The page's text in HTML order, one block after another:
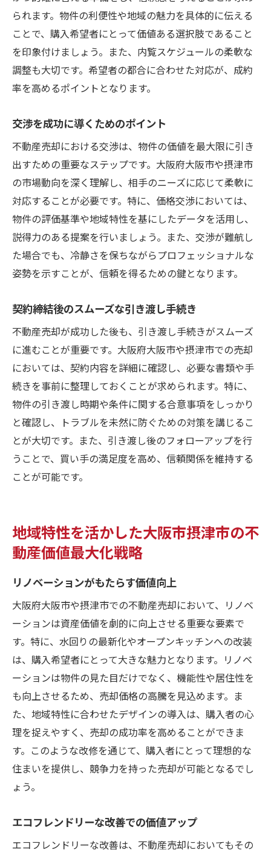
られます。物件の利便性や地域の魅力を具体的に伝える
ことで、購入希望者にとって価値ある選択肢であること
を印象付けましょう。また、内覧スケジュールの柔軟な
調整も大切です。希望者の都合に合わせた対応が、成約
率を高めるポイントとなります。
交渉を成功に導くためのポイント
不動産売却における交渉は、物件の価値を最大限に引き
出すための重要なステップです。大阪府大阪市や摂津市
の市場動向を深く理解し、相手のニーズに応じて柔軟に
対応することが必要です。特に、価格交渉においては、
物件の評価基準や地域特性を基にしたデータを活用し、
説得力のある提案を行いましょう。また、交渉が難航し
た場合でも、冷静さを保ちながらプロフェッショナルな
姿勢を示すことが、信頼を得るための鍵となります。
契約締結後のスムーズな引き渡し手続き
不動産売却が成功した後も、引き渡し手続きがスムーズ
に進むことが重要です。大阪府大阪市や摂津市での売却
においては、契約内容を詳細に確認し、必要な書類や手
続きを事前に整理しておくことが求められます。特に、
物件の引き渡し時期や条件に関する合意事項をしっかり
と確認し、トラブルを未然に防ぐための対策を講じるこ
とが大切です。また、引き渡し後のフォローアップを行
うことで、買い手の満足度を高め、信頼関係を維持する
ことが可能です。
地域特性を活かした大阪市摂津市の不
動産価値最大化戦略
リノベーションがもたらす価値向上
大阪府大阪市や摂津市での不動産売却において、リノベ
ーションは資産価値を劇的に向上させる重要な要素で
す。特に、水回りの最新化やオープンキッチンへの改装
は、購入希望者にとって大きな魅力となります。リノベ
ーションは物件の見た目だけでなく、機能性や居住性を
も向上させるため、売却価格の高騰を見込めます。ま
た、地域特性に合わせたデザインの導入は、購入者の心
理を捉えやすく、売却の成功率を高めることができま
す。このような改修を通じて、購入者にとって理想的な
住まいを提供し、競争力を持った売却が可能となるでし
ょう。
エコフレンドリーな改善での価値アップ
エコフレンドリーな改善は、不動産売却においてもその